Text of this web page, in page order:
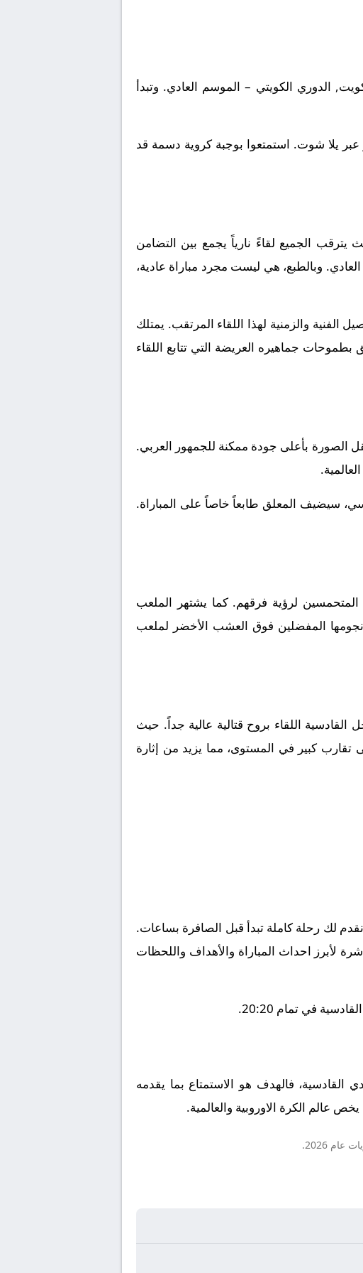
الكويت, الدوري الكويتي – الموسم العادي. وتبدأ
يلا شوت. استمتعوا بوجبة كروية دسمة قد
الجميع لقاءً نارياً يجمع بين التضامن
. وبالطبع، هي ليست مجرد مباراة عادية،
والزمنية لهذا اللقاء المرتقب. يمتلك
جماهيره العريضة التي تتابع اللقاء
الصورة بأعلى جودة ممكنة للجمهور العربي.
سيضيف المعلق طابعاً خاصاً على المباراة.
لرؤية فرقهم. كما يشتهر الملعب
نجومها المفضلين فوق العشب الأخضر لملعب
القادسية اللقاء بروح قتالية عالية جداً. حيث
تقارب كبير في المستوى، مما يزيد من إثارة
لك رحلة كاملة تبدأ قبل الصافرة بساعات.
لأبرز احداث المباراة والأهداف واللحظات
في تمام 20:20.
القادسية، فالهدف هو الاستمتاع بما يقدمه
عالم الكرة الاوروبية والعالمية.
2026.